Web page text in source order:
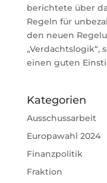
berichtete über
Regeln für
den neuen
„Verdachtslogik“,
einen guten
Kategorien
Ausschussarbeit
Europawahl 2024
Finanzpolitik
Fraktion